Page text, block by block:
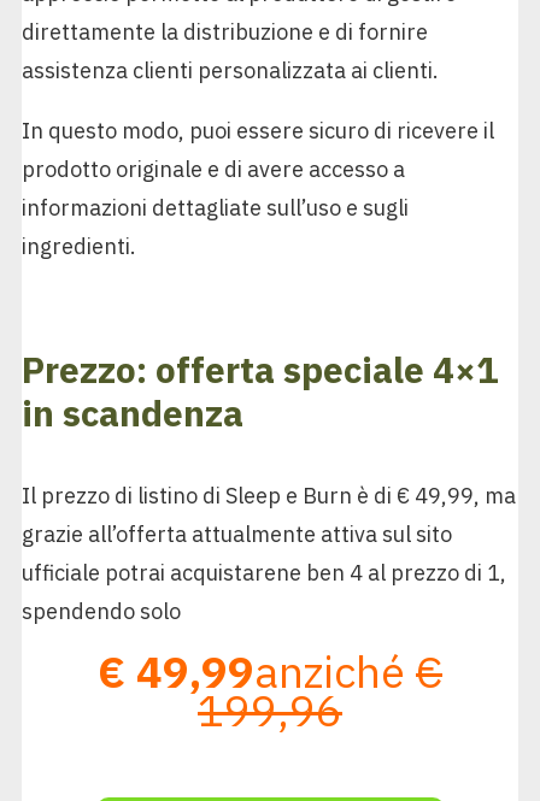
direttamente la distribuzione e di fornire
assistenza clienti personalizzata ai clienti.
In questo modo, puoi essere sicuro di ricevere il
prodotto originale e di avere accesso a
informazioni dettagliate sull’uso e sugli
ingredienti.
Prezzo: offerta speciale 4×1
in scandenza
Il prezzo di listino di Sleep e Burn è di € 49,99, ma
grazie all’offerta attualmente attiva sul sito
ufficiale potrai acquistarene ben 4 al prezzo di 1,
spendendo solo
€ 49,99anziché €
199,96